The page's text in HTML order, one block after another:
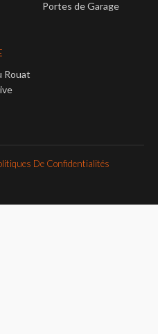
Portes de Garage
Rouat
De Confidentialités